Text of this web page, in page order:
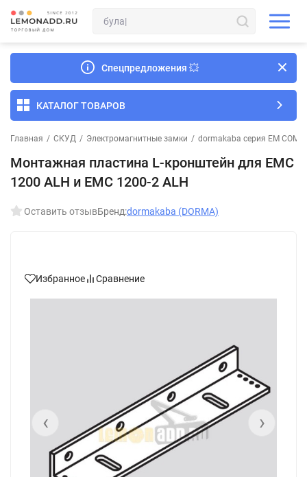
Спецпредложения 💥
КАТАЛОГ ТОВАРОВ
Главная / СКУД / Электромагнитные замки / dormakaba серия EM
Монтажная пластина L-кронштейн для EMC
1200 ALH и EMC 1200-2 ALH
Оставить отзывБренд:dormakaba (DORMA)
Избранное Сравнение
‹ ›